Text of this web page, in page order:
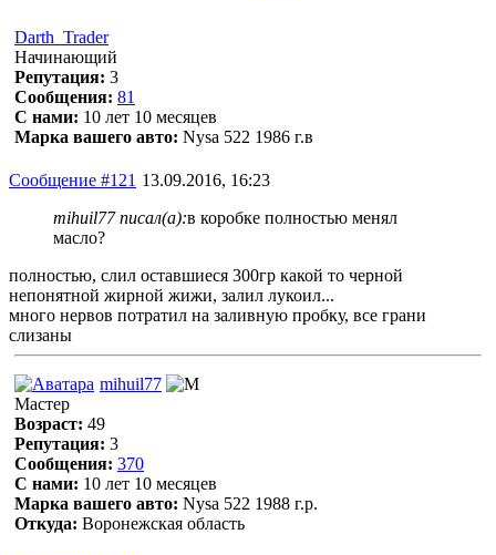
Darth_Trader
Начинающий
Репутация: 3
Сообщения: 81
С нами: 10 лет 10 месяцев
Марка вашего авто: Nysa 522 1986 г.в
Сообщение #121 13.09.2016, 16:23
mihuil77 писал(а):в коробке полностью менял
масло?
полностью, слил оставшиеся 300гр какой то черной
непонятной жирной жижи, залил лукоил...
много нервов потратил на заливную пробку, все грани
слизаны
mihuil77
Мастер
Возраст: 49
Репутация: 3
Сообщения: 370
С нами: 10 лет 10 месяцев
Марка вашего авто: Nysa 522 1988 г.р.
Откуда: Воронежская область